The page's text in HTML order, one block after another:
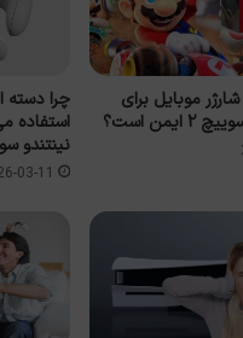
شارژر موبایل برای
ایمن است؟
چرا دسته
استفاده
نینتندو
03-11